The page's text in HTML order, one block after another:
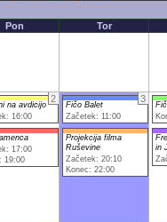
Pon Tor
2
na avdicijo
16:00
17:00
19:00
3
Fičo Balet
Začetek: 11:00
Projekcija filma
Ruševine
Začetek: 20:10
Konec: 22:00
in